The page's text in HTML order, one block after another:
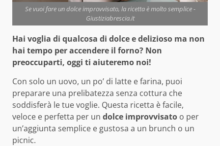
Se vuoi fare un dolce improvvisato, la ricetta è molto semplice -
Giustiziabrescia.it
Hai voglia di qualcosa di dolce e delizioso ma non
hai tempo per accendere il forno? Non
preoccuparti, oggi ti aiuteremo noi!
Con solo un uovo, un po’ di latte e farina, puoi
preparare una prelibatezza senza cottura che
soddisferà le tue voglie. Questa ricetta è facile,
veloce e perfetta per un dolce improvvisato o per
un’aggiunta semplice e gustosa a un brunch o un
picnic.